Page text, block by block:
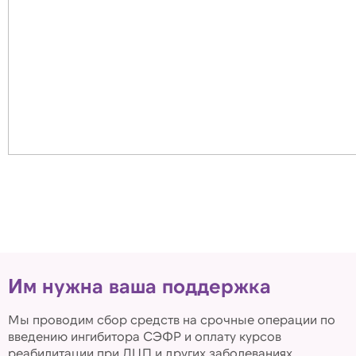
Им нужна ваша поддержка
Мы проводим сбор средств на срочные операции по
введению ингибитора СЭФР и оплату курсов
реабилитации при ДЦП и других заболеваниях